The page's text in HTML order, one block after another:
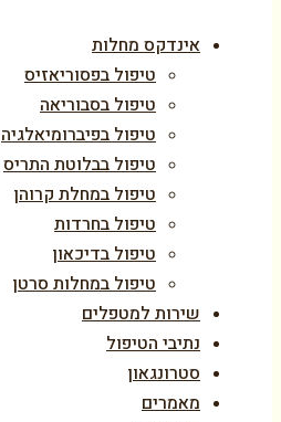
אינדקס מחלות
טיפול בפסוריאזיס
טיפול בסבוריאה
טיפול בפיברומיאלגיה
טיפול בבלוטת התריס
טיפול במחלת קרוהן
טיפול בחרדות
טיפול בדיכאון
טיפול במחלות סרטן
שירות למטפלים
נתיבי הטיפול
סטרונגאון
מאמרים